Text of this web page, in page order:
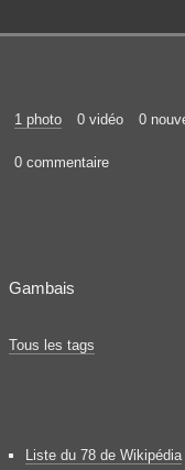
1 photo 0 vidéo 0
0 commentaire
Gambais
Tous les tags
Liste du 78 de Wikipédia